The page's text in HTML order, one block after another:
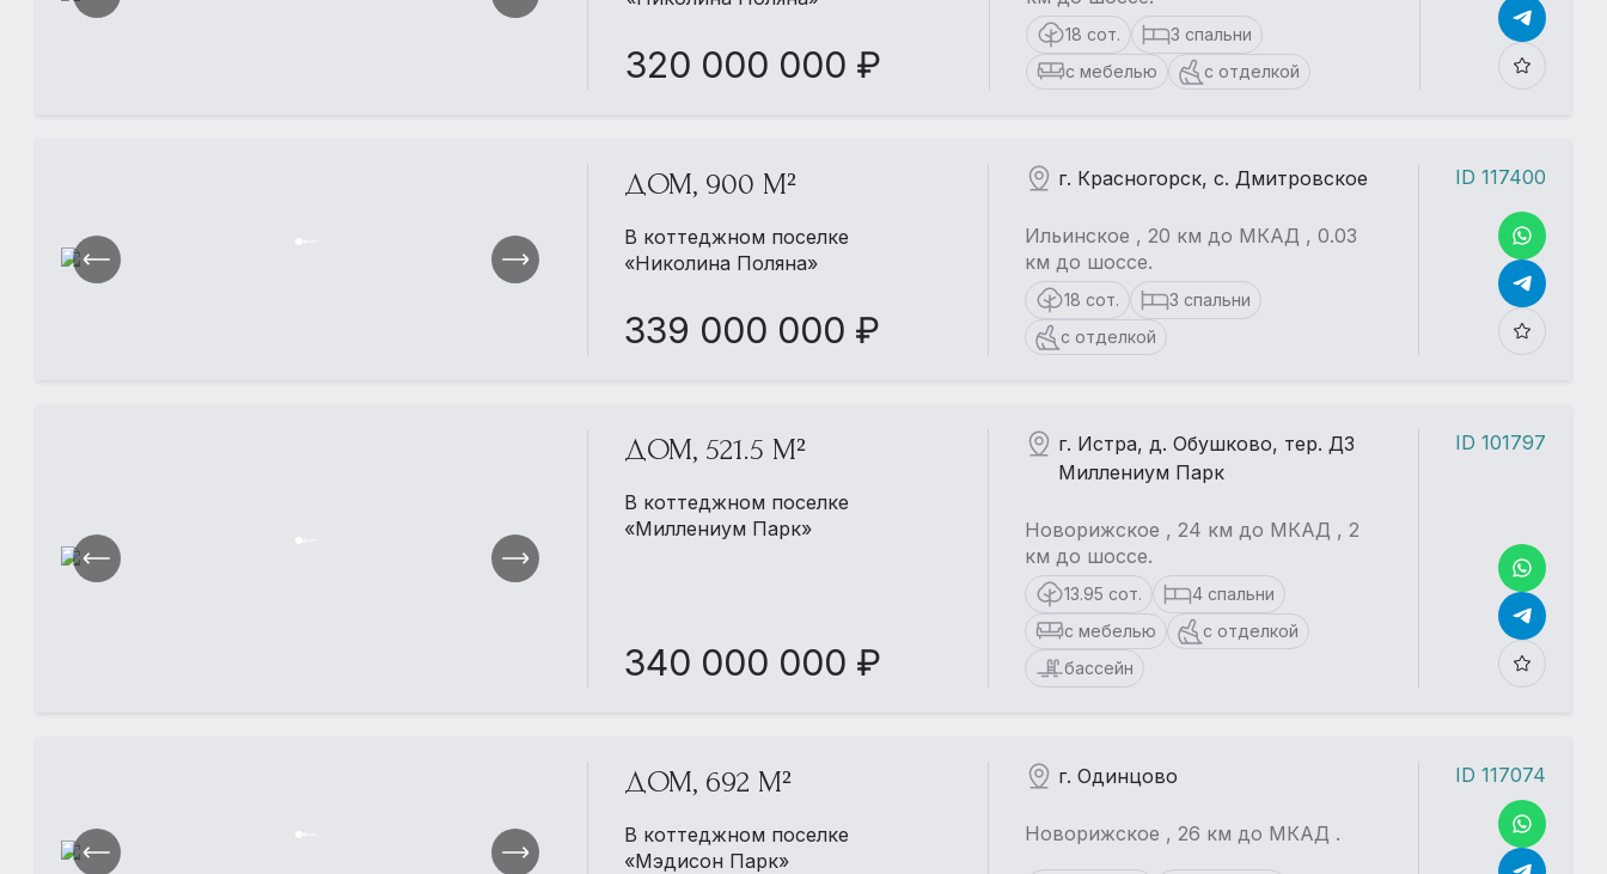
320 000 000 ₽
18 сот.
3 спальни
с мебелью
с отделкой
ДОМ, 900 М²
В коттеджном поселке
«Николина Поляна»
339 000 000 ₽
г. Красногорск, с. Дмитровское
Ильинское , 20 км до МКАД , 0.03
км до шоссе.
18 сот.
3 спальни
с отделкой
ID 117400
ДОМ, 521.5 М²
В коттеджном поселке
«Миллениум Парк»
340 000 000 ₽
г. Истра, д. Обушково, тер. ДЗ
Миллениум Парк
Новорижское , 24 км до МКАД , 2
км до шоссе.
13.95 сот.
4 спальни
с мебелью
с отделкой
бассейн
ID 101797
ДОМ, 692 М²
В коттеджном поселке
«Мэдисон Парк»
г. Одинцово
Новорижское , 26 км до МКАД .
ID 117074